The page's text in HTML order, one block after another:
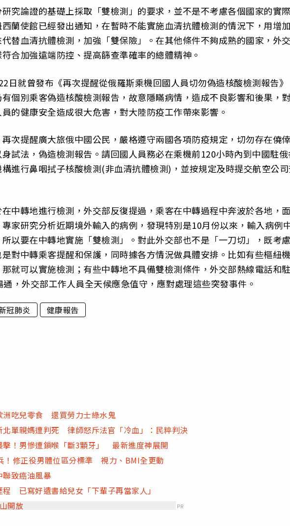
究論證的基礎上採取「雙檢測」的要求，並不是不考慮各個國家的實
蘭使館已經發出通知，在暫時不能實施血清抗體檢測的情況下，用增
替血清抗體檢測，加強「雙保險」。在其他條件不夠成熟的國家，外
合加強遠端防控、提高篩查準確率的總體精神。
日就曾發布《再次提醒從俄羅斯乘機回國人員切勿偽造核酸檢測報告
個別乘客偽造核酸檢測報告，故意隱瞞病情，造成不良影響和後果，
的健康安全造成很大危害，對大陸防疫工作帶來影響。
次提醒廣大旅俄中國公民，嚴格遵守兩國各項防疫規定，切勿存在僥
試法，偽造檢測報告。請回國人員務必在乘機前120小時內到中國駐
進行鼻咽拭子核酸檢測(非血清抗體檢測)，並按規定及時提交航空公
中轉地進行檢測，外交部反復提過，乘客在中轉過程中奔波於各地，
家研究分析近期境外輸入的病例，發現特別是10月份以來，輸入病例
以要在中轉地實施「雙檢測」。對此外交部也不是「一刀切」，既考
對中轉乘客提醒和保護，同時據各方情況做具體安排。比如有些樞紐
就可以實施檢測；有些中轉地不具備雙檢測條件，外交部熱線電話和
，外交部工作人員全天候應急值守，應對處理這些突發事件。
冠肺炎 健康報告
洲吃兒零食 還買勞力士綠水鬼
北單親媽遭判死 律師怒斥法官「冷血」：民粹判決
擊！男慘遭鎖喉「斷3顆牙」 最新進度神展開
！修正役男體位區分標準 視力、BMI全更動
聯致癌油風暴
已寫好遺書給兒女「下輩子再當家人」
開放
PR